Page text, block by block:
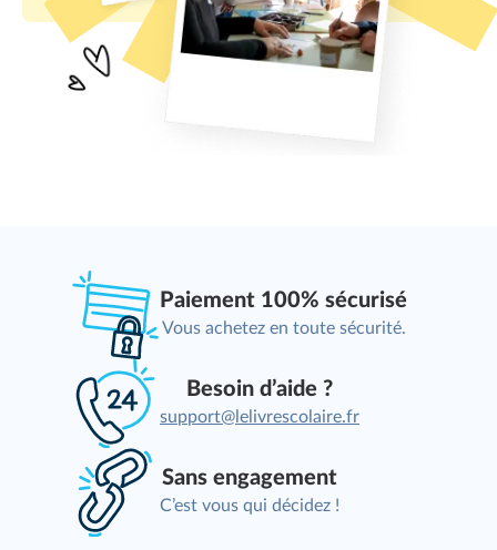
Paiement 100% sécurisé
Vous achetez en toute sécurité.
Besoin d’aide ?
support@lelivrescolaire.fr
Sans engagement
C’est vous qui décidez !